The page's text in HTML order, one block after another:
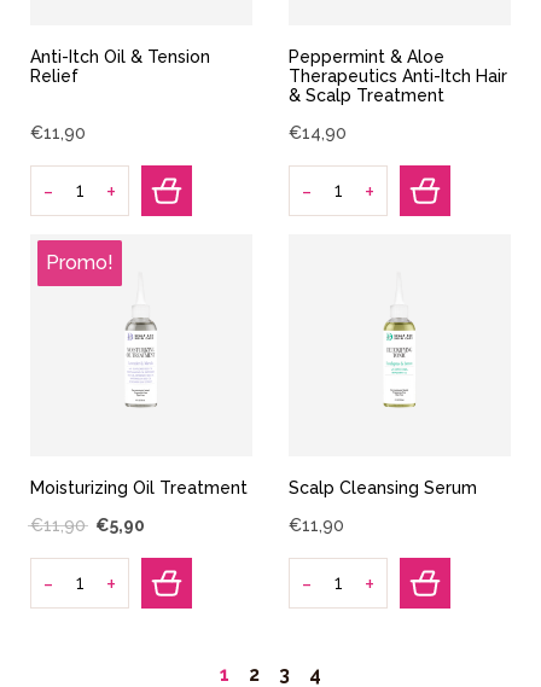
Anti-Itch Oil & Tension
Relief
€11,90
+
-
Peppermint & Aloe
Therapeutics Anti-Itch Hair
& Scalp Treatment
€14,90
+
-
Moisturizing Oil Treatment
€11,90 €5,90
+
-
Scalp Cleansing Serum
€11,90
+
-
1 2 3 4